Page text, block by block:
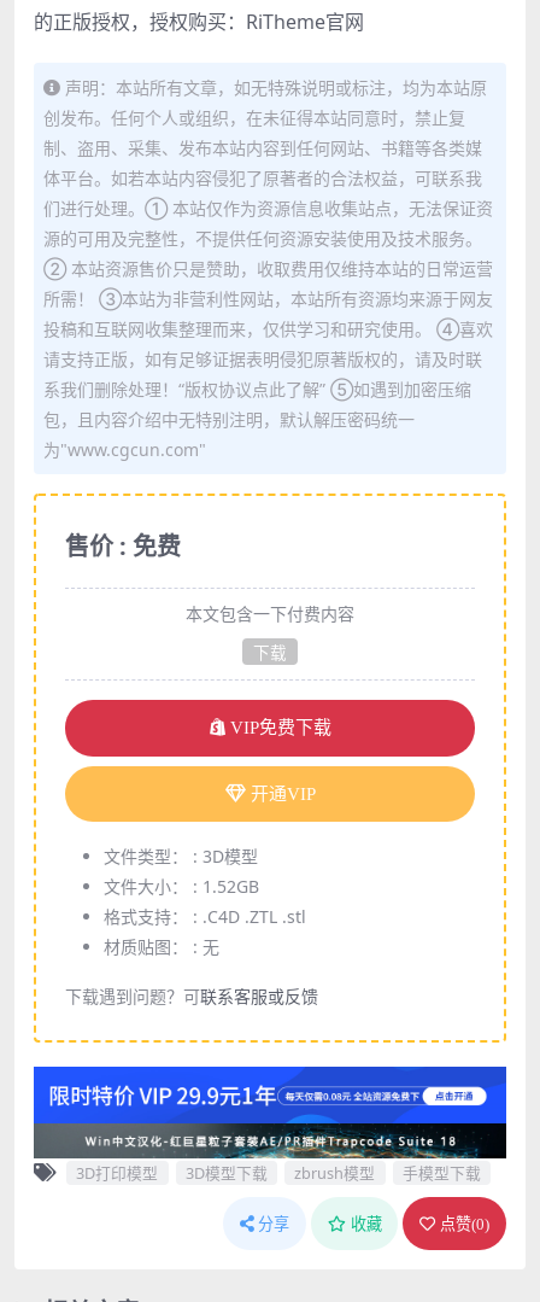
的正版授权，授权购买： RiTheme官网
声明：本站所有文章，如无特殊说明或标注，均为本站原
创发布。任何个人或组织，在未征得本站同意时，禁止复
制、盗用、采集、发布本站内容到任何网站、书籍等各类媒
体平台。如若本站内容侵犯了原著者的合法权益，可联系我
们进行处理。① 本站仅作为资源信息收集站点，无法保证资
源的可用及完整性，不提供任何资源安装使用及技术服务。
② 本站资源售价只是赞助，收取费用仅维持本站的日常运营
所需！ ③本站为非营利性网站，本站所有资源均来源于网友
投稿和互联网收集整理而来，仅供学习和研究使用。 ④喜欢
请支持正版，如有足够证据表明侵犯原著版权的，请及时联
系我们删除处理！“版权协议点此了解” ⑤如遇到加密压缩
包，且内容介绍中无特别注明，默认解压密码统一
为"www.cgcun.com"
售价 : 免费
本文包含一下付费内容
下载
VIP免费下载
开通VIP
文件类型： : 3D模型
文件大小： : 1.52GB
格式支持： : .C4D .ZTL .stl
材质贴图： : 无
下载遇到问题？可联系客服或反馈
3D打印模型 3D模型下载 zbrush模型 手模型下载
分享 收藏 点赞(0)